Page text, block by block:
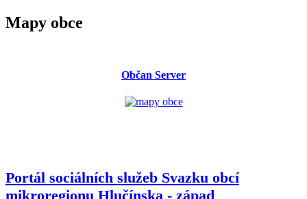
Mapy obce
Občan Server
Portál sociálních služeb Svazku obcí
mikroregionu Hlučínska - západ